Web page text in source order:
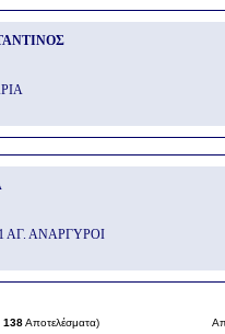
ΑΓ. ΑΝΑΡΓΥΡΟΙ
138Αποτελέσματα)